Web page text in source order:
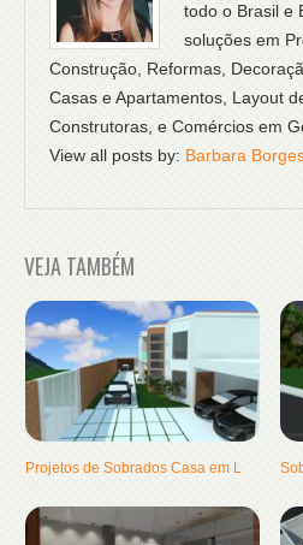
todo o Brasil e
soluções em
Construção, Reformas,
Casas e Apartamentos, Layout
Construtoras, e Comércios em
View all posts by: Barbara
VEJA TAMBÉM
Projetos de Sobrados Casa em L